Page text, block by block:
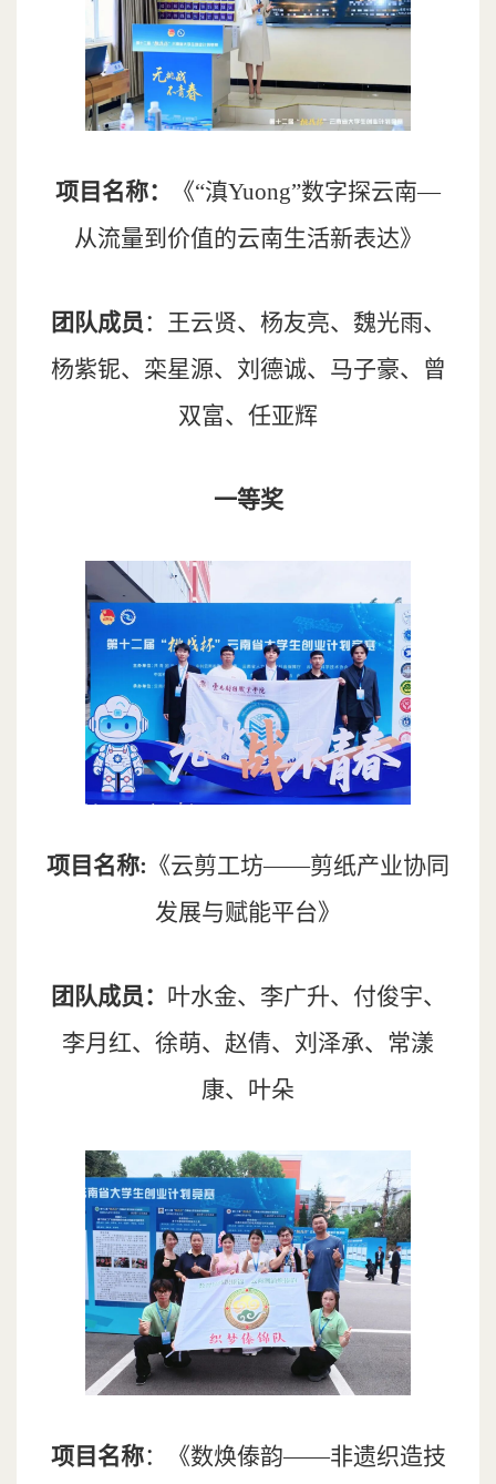
项目名称：
《“滇Yuong”数字探云南—
从流量到价值的云南生活新表达》
团队成员 ：王云贤、杨友亮、魏光雨、
杨紫铌、栾星源、刘德诚、马子豪、曾
双富、任亚辉
一等奖
项目名称: 《云剪工坊——剪纸产业协同
发展与赋能平台》
团队成员： 叶水金、李广升、付俊宇、
李月红、徐萌、赵倩、刘泽承、常漾
康、叶朵
项目名称：《数焕傣韵——非遗织造技